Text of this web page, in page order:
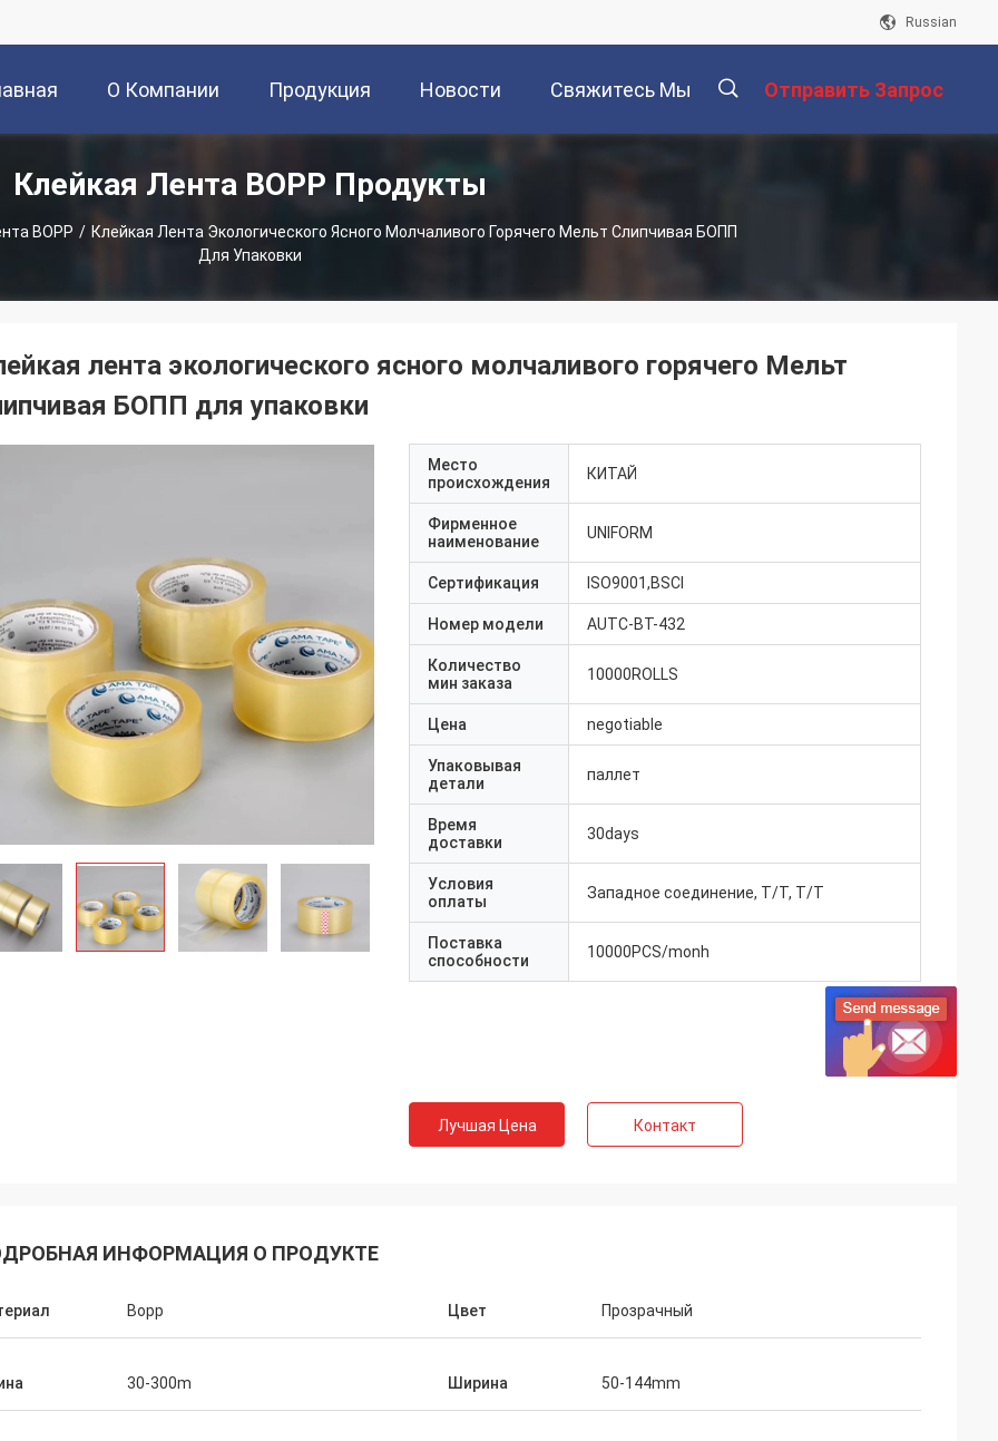
Russian
О Компании Продукция Новости Свяжитесь Мы Отправить Запрос
Клейкая Лента BOPP Продукты
BOPP / Клейкая Лента Экологического Ясного Молчаливого Горячего Мельт Слипчивая БОПП
Для Упаковки
лента экологического ясного молчаливого горячего Мельт
БОПП для упаковки
Место
происхождения
КИТАЙ
Фирменное
наименование
UNIFORM
Сертификация ISO9001,BSCI
Номер модели AUTC-BT-432
Количество
мин заказа
10000ROLLS
Цена negotiable
Упаковывая
детали
паллет
Время
доставки
30days
Условия
оплаты
Западное соединение, T/T, T/T
Поставка
способности
10000PCS/monh
Лучшая Цена Контакт
ИНФОРМАЦИЯ О ПРОДУКТЕ
Bopp Цвет Прозрачный
30-300m Ширина 50-144mm